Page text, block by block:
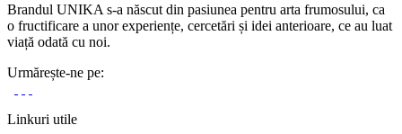
Brandul UNIKA s-a născut din pasiunea pentru arta frumosului, ca
o fructificare a unor experiențe, cercetări și idei anterioare, ce au luat
viață odată cu noi.
Urmărește-ne pe:
Linkuri utile